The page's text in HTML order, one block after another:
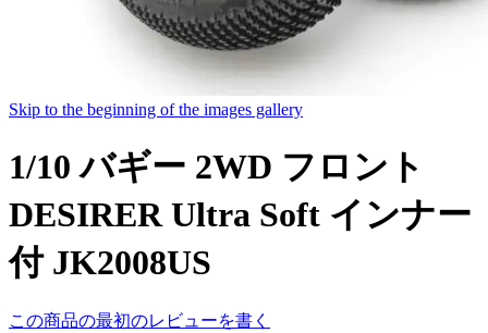
Skip to the beginning of the images gallery
1/10 バギー 2WD フロント
DESIRER Ultra Soft インナー
付 JK2008US
この商品の最初のレビューを書く